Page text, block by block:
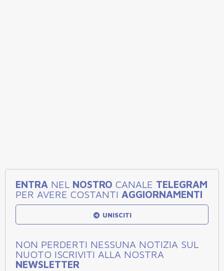
ENTRA NEL NOSTRO CANALE TELEGRAM
PER AVERE COSTANTI AGGIORNAMENTI
UNISCITI
NON PERDERTI NESSUNA NOTIZIA SUL
NUOTO ISCRIVITI ALLA NOSTRA
NEWSLETTER